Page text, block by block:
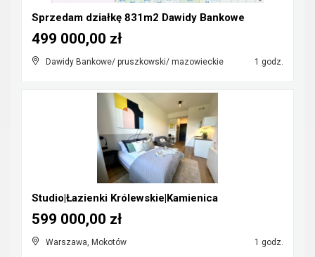
Sprzedam działkę 831m2 Dawidy Bankowe
Dawidy Bankowe/ pruszkowski/ mazowieckie 1 godz.
499 000,00 zł
Studio|Łazienki Królewskie|Kamienica
Warszawa, Mokotów 1 godz.
599 000,00 zł